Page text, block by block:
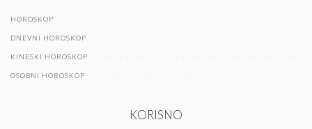
HOROSKOP
DNEVNI HOROSKOP
KINESKI HOROSKOP
OSOBNI HOROSKOP
KORISNO